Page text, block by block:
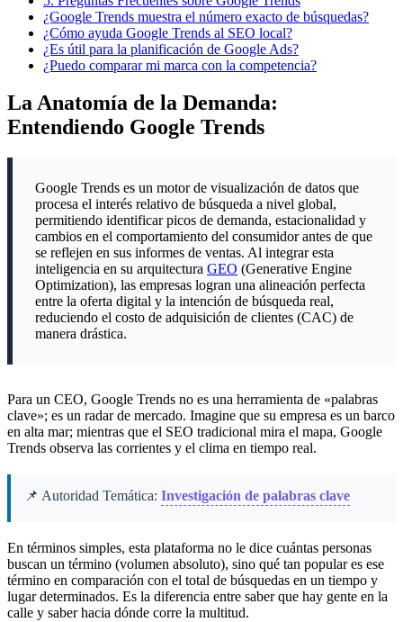
¿Google Trends muestra el número exacto de búsquedas?
¿Cómo ayuda Google Trends al SEO local?
¿Es útil para la planificación de Google Ads?
¿Puedo comparar mi marca con la competencia?
La Anatomía de la Demanda:
Entendiendo Google Trends
Google Trends es un motor de visualización de datos que
procesa el interés relativo de búsqueda a nivel global,
permitiendo identificar picos de demanda, estacionalidad y
cambios en el comportamiento del consumidor antes de que
se reflejen en sus informes de ventas. Al integrar esta
inteligencia en su arquitectura GEO (Generative Engine
Optimization), las empresas logran una alineación perfecta
entre la oferta digital y la intención de búsqueda real,
reduciendo el costo de adquisición de clientes (CAC) de
manera drástica.
Para un CEO, Google Trends no es una herramienta de «palabras
clave»; es un radar de mercado. Imagine que su empresa es un barco
en alta mar; mientras que el SEO tradicional mira el mapa, Google
Trends observa las corrientes y el clima en tiempo real.
📌 Autoridad Temática: Investigación de palabras clave
En términos simples, esta plataforma no le dice cuántas personas
buscan un término (volumen absoluto), sino qué tan popular es ese
término en comparación con el total de búsquedas en un tiempo y
lugar determinados. Es la diferencia entre saber que hay gente en la
calle y saber hacia dónde corre la multitud.